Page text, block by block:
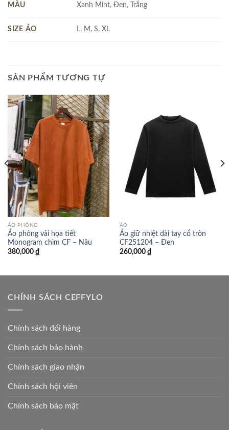
MÀU Xanh Mint, Đen, Trắng
SIZE ÁO L, M, S, XL
SẢN PHẨM TƯƠNG TỰ
ÁO PHÔNG
Áo phông vải họa tiết
Monogram chìm CF – Nâu
380,000 ₫
ÁO
Áo giữ nhiệt dài tay cổ tròn
CF251204 – Đen
260,000 ₫
CHÍNH SÁCH CEFFYLO
Chính sách đổi hàng
Chính sách bảo hành
Chính sách giao nhận
Chính sách hội viên
Chính sách bảo mật